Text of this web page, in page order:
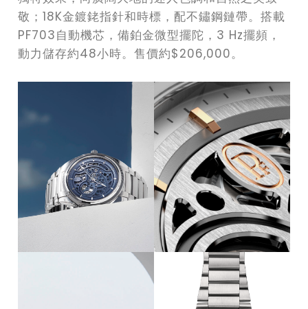
敬；18K金鍍銠指針和時標，配不鏽鋼鏈帶。搭載
PF703自動機芯，備鉑金微型擺陀，3 Hz擺頻，
動力儲存約48小時。售價約$206,000。